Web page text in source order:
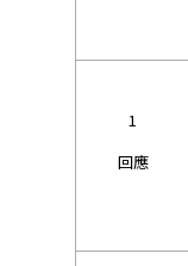
1
回應